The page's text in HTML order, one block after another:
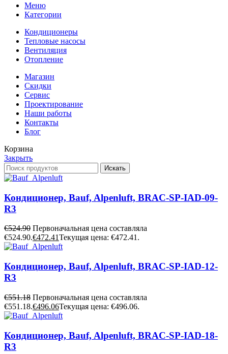
Меню
Категории
Кондиционеры
Тепловые насосы
Вентиляция
Отопление
Магазин
Скидки
Сервис
Проектирование
Наши работы
Контакты
Блог
Корзина
Закрыть
Искать
Кондиционер, Bauf, Alpenluft, BRAC-SP-IAD-09-
R3
€524.90 Первоначальная цена составляла
€524.90.€472.41Текущая цена: €472.41.
Кондиционер, Bauf, Alpenluft, BRAC-SP-IAD-12-
R3
€551.18 Первоначальная цена составляла
€551.18.€496.06Текущая цена: €496.06.
Кондиционер, Bauf, Alpenluft, BRAC-SP-IAD-18-
R3